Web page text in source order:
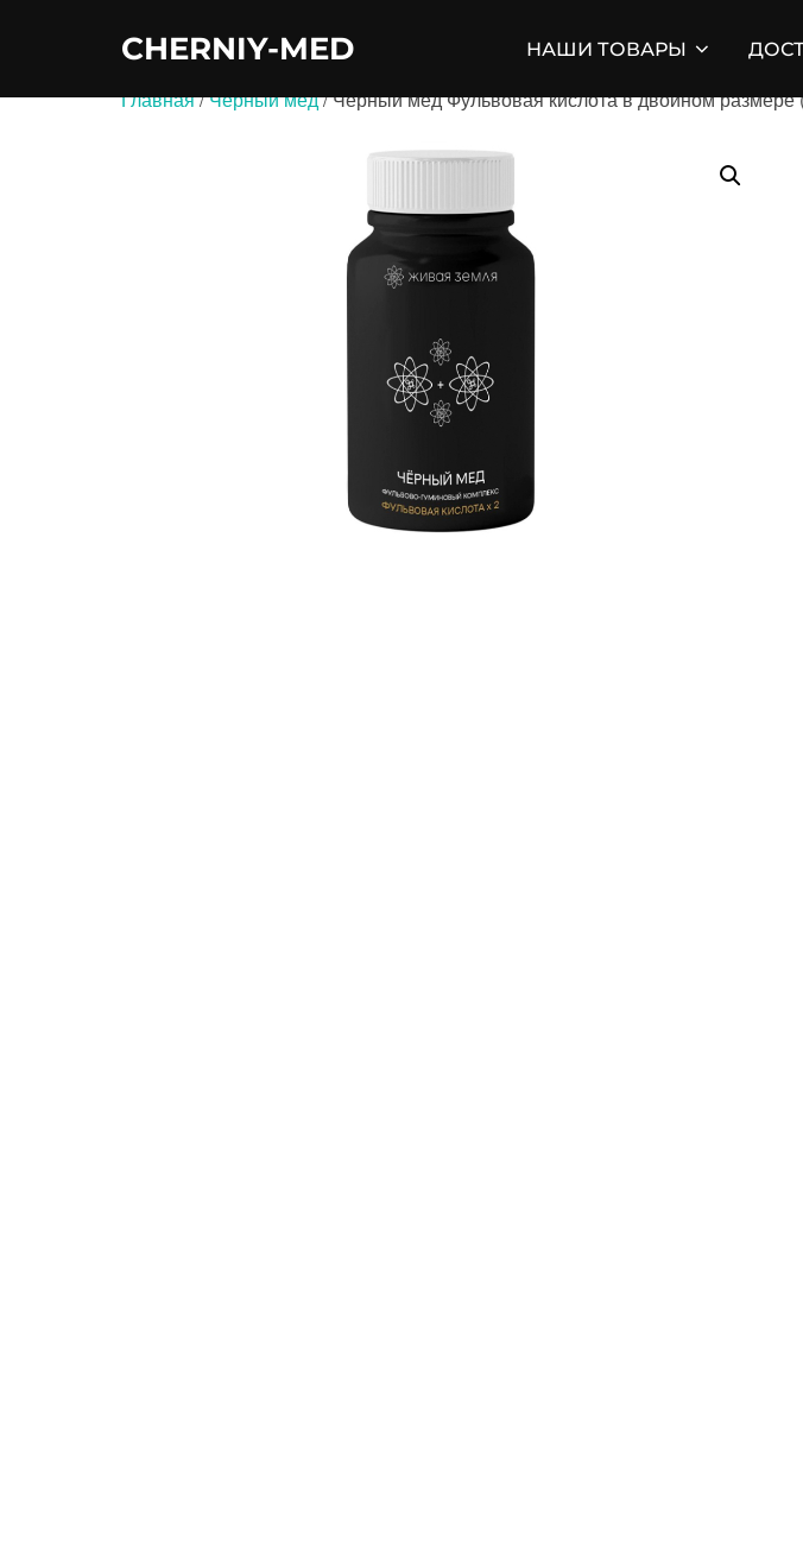
CHERNIY-MED НАШИ ТОВАРЫ
Главная/Черный мед/ Чёрный мёд Фульвовая кислота в двойном